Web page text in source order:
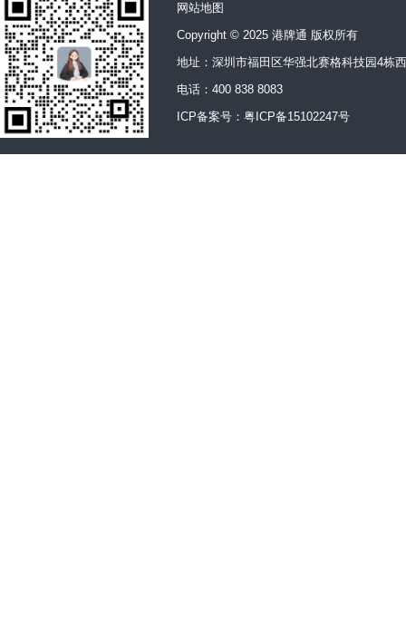
网站地图
Copyright © 2025 港牌通 版权所有
地址：深圳市福田区华强北赛格科技园4栋
电话：400 838 8083
ICP备案号： 粤ICP备15102247号